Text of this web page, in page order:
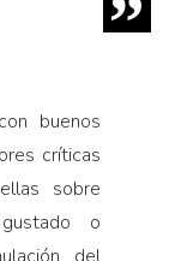
buenos
críticas
sobre
o